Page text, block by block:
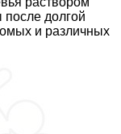
долгой
и различных